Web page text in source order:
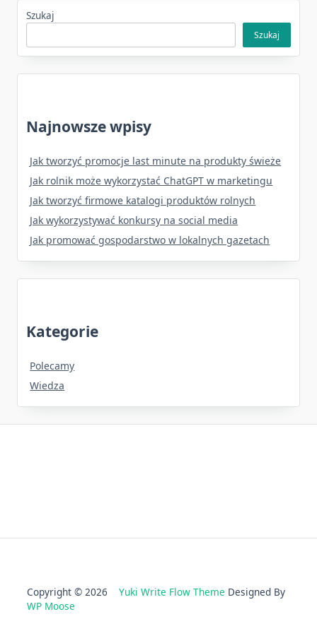
Szukaj
Szukaj
Najnowsze wpisy
Jak tworzyć promocje last minute na produkty świeże
Jak rolnik może wykorzystać ChatGPT w marketingu
Jak tworzyć firmowe katalogi produktów rolnych
Jak wykorzystywać konkursy na social media
Jak promować gospodarstwo w lokalnych gazetach
Kategorie
Polecamy
Wiedza
Copyright © 2026 Yuki Write Flow Theme Designed By
WP Moose